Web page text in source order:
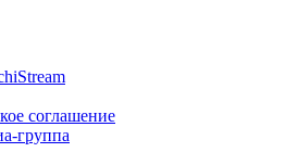
соглашение
группа